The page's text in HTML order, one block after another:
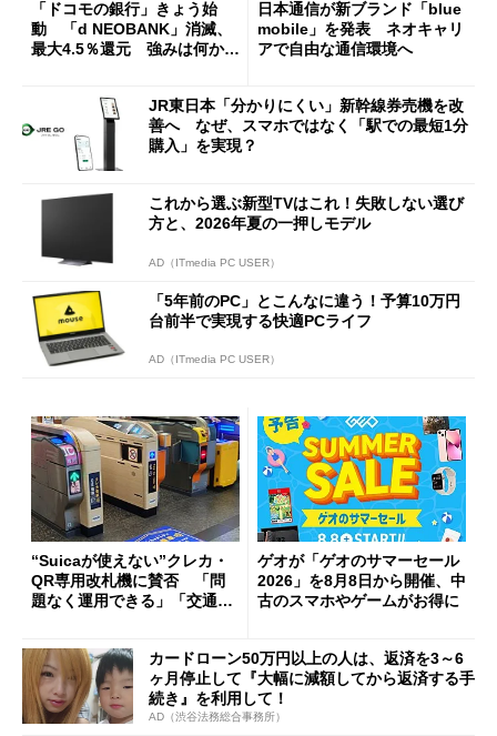
「ドコモの銀行」きょう始
動 「d NEOBANK」消滅、
最大4.5％還元 強みは何か解
日本通信が新ブランド「blue
mobile」を発表 ネオキャリ
アで自由な通信環境へ
JR東日本「分かりにくい」新幹線券売機を改
善へ なぜ、スマホではなく「駅での最短1分
購入」を実現？
これから選ぶ新型TVはこれ！失敗しない選び
方と、2026年夏の一押しモデル
AD（ITmedia PC USER）
「5年前のPC」とこんなに違う！予算10万円
台前半で実現する快適PCライフ
AD（ITmedia PC USER）
“Suicaが使えない”クレカ・
QR専用改札機に賛否 「問
題なく運用できる」「交通系I
ゲオが「ゲオのサマーセール
2026」を8月8日から開催、中
古のスマホやゲームがお得に
カードローン50万円以上の人は、返済を3～6
ヶ月停止して『大幅に減額してから返済する手
続き』を利用して！
AD（渋谷法務総合事務所）